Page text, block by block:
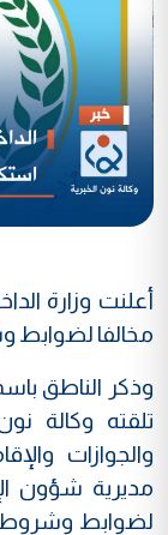
مخالفا لضوابط
وذكر الناطق
تلقته وكالة
والجوازات
لضوابط وشروط